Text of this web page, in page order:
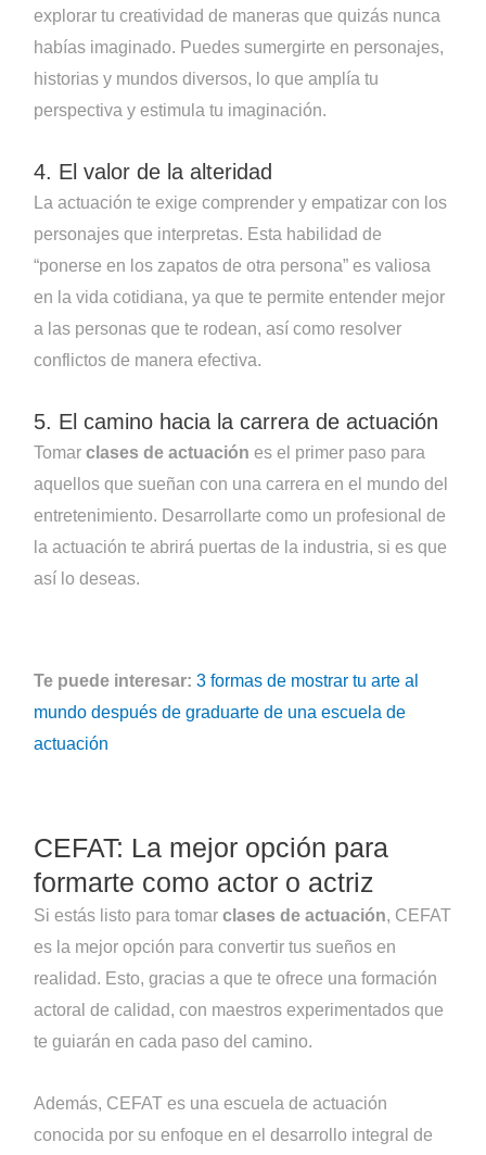
explorar tu creatividad de maneras que quizás nunca
habías imaginado. Puedes sumergirte en personajes,
historias y mundos diversos, lo que amplía tu
perspectiva y estimula tu imaginación.
4. El valor de la alteridad
La actuación te exige comprender y empatizar con los
personajes que interpretas. Esta habilidad de
“ponerse en los zapatos de otra persona” es valiosa
en la vida cotidiana, ya que te permite entender mejor
a las personas que te rodean, así como resolver
conflictos de manera efectiva.
5. El camino hacia la carrera de actuación
Tomarclases de actuación es el primer paso para
aquellos que sueñan con una carrera en el mundo del
entretenimiento. Desarrollarte como un profesional de
la actuación te abrirá puertas de la industria, si es que
así lo deseas.
Te puede interesar: 3 formas de mostrar tu arte al
mundo después de graduarte de una escuela de
actuación
CEFAT: La mejor opción para
formarte como actor o actriz
Si estás listo para tomarclases de actuación, CEFAT
es la mejor opción para convertir tus sueños en
realidad. Esto, gracias a que te ofrece una formación
actoral de calidad, con maestros experimentados que
te guiarán en cada paso del camino.
Además, CEFAT es una escuela de actuación
conocida por su enfoque en el desarrollo integral de